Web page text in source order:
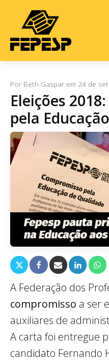
Por Beth Gaspar em 24 de
Eleições
pela
A Federação dos
compromisso a ser
auxiliares de
A carta foi entregue
candidato Fernando